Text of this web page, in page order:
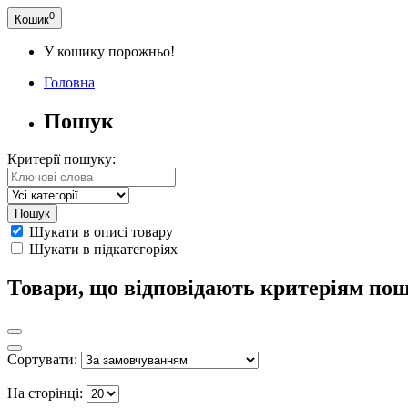
Кошик0
У кошику порожньо!
Головна
Пошук
Критерії пошуку:
Шукати в описі товару
Шукати в підкатегоріях
Товари, що відповідають критеріям
Сортувати:
На сторінці: